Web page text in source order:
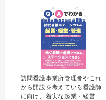
訪問看護事業所管理者やこれ
から開設を考えている看護師
に向け、着実な起業・経営の